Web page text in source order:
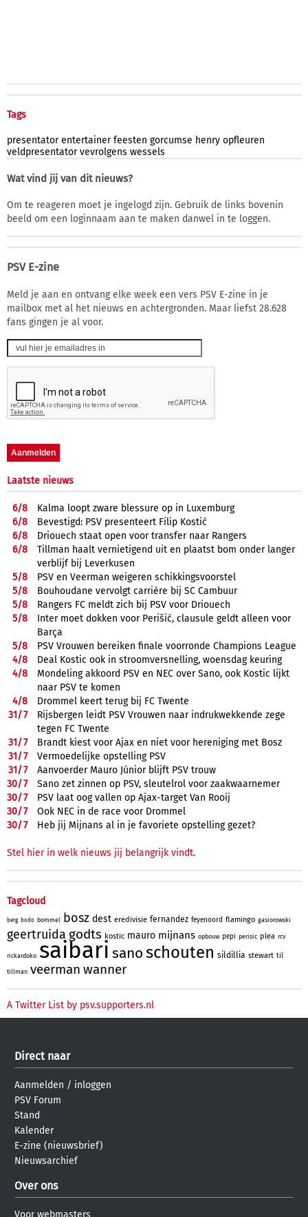
Tags
presentator entertainer feesten gorcumse henry opfleuren
veldpresentator vevrolgens wessels
Wat vind jij van dit nieuws?
Om te reageren moet je ingelogd zijn. Gebruik de links bovenin
beeld om een loginnaam aan te maken danwel in te loggen.
PSV E-zine
Meld je aan en ontvang elke week een vers PSV E-zine in je
mailbox met al het nieuws en achtergronden. Maar liefst 28.628
fans gingen je al voor.
Laatste nieuws
6/8
Kalma loopt zware blessure op in Luxemburg
6/8
Bevestigd: PSV presenteert Filip Kostić
6/8
Driouech staat open voor transfer naar Rangers
6/8
Tillman haalt vernietigend uit en plaatst bom onder langer
verblijf bij Leverkusen
5/8
PSV en Veerman weigeren schikkingsvoorstel
5/8
Bouhoudane vervolgt carrière bij SC Cambuur
5/8
Rangers FC meldt zich bij PSV voor Driouech
5/8
Inter moet dokken voor Perišić, clausule geldt alleen voor
Barça
5/8
PSV Vrouwen bereiken finale voorronde Champions League
4/8
Deal Kostic ook in stroomversnelling, woensdag keuring
4/8
Mondeling akkoord PSV en NEC over Sano, ook Kostic lijkt
naar PSV te komen
4/8
Drommel keert terug bij FC Twente
31/7
Rijsbergen leidt PSV Vrouwen naar indrukwekkende zege
tegen FC Twente
31/7
Brandt kiest voor Ajax en niet voor hereniging met Bosz
31/7
Vermoedelijke opstelling PSV
31/7
Aanvoerder Mauro Júnior blijft PSV trouw
30/7
Sano zet zinnen op PSV, sleutelrol voor zaakwaarnemer
30/7
PSV laat oog vallen op Ajax-target Van Rooij
30/7
Ook NEC in de race voor Drommel
30/7 Heb jij Mijnans al in je favoriete opstelling gezet?
Stel hier in welk nieuws jij belangrijk vindt.
Tagcloud
berg bodo bommel bosz dest eredivisie fernandez feyenoord flamingo gasiorowski
geertruida godts kostic mauro mijnans opbouw pepi perisic plea rcv
rickardoko saibari sanoschouten sildillia stewart til
tillman veerman wanner
A Twitter List by psv.supporters.nl
Direct naar
Aanmelden / inloggen
PSV Forum
Stand
Kalender
E-zine (nieuwsbrief)
Nieuwsarchief
Over ons
Voor webmasters